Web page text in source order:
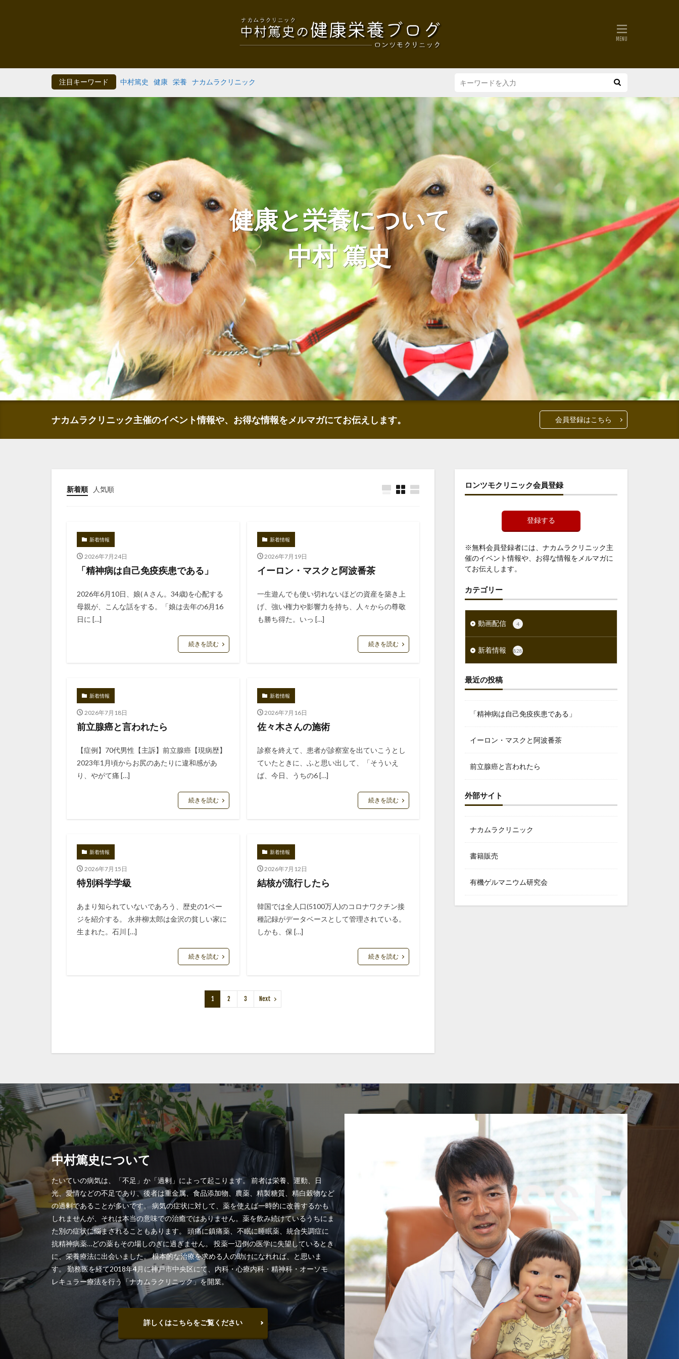
注目キーワード 中村篤史 健康 栄養 ナカムラクリニック
健康と栄養について
中村 篤史
ナカムラクリニック主催のイベント情報や、お得な情報をメルマガにてお伝えします。 会員登録はこちら
新着順 人気順
新着情報
2026年7月24日
「精神病は自己免疫疾患である」
2026年6月10日、娘(Ａさん。34歳)を心配する
母親が、こんな話をする。「娘は去年の6月16
日に […]
続きを読む
新着情報
2026年7月19日
イーロン・マスクと阿波番茶
一生遊んでも使い切れないほどの資産を築き上
げ、強い権力や影響力を持ち、人々からの尊敬
も勝ち得た。いっ […]
続きを読む
新着情報
2026年7月18日
前立腺癌と言われたら
【症例】70代男性【主訴】前立腺癌【現病歴】
2023年1月頃からお尻のあたりに違和感があ
り、やがて痛 […]
続きを読む
新着情報
2026年7月16日
佐々木さんの施術
診察を終えて、患者が診察室を出ていこうとし
ていたときに、ふと思い出して、「そういえ
ば、今日、うちの6 […]
続きを読む
新着情報
2026年7月15日
特別科学学級
あまり知られていないであろう、歴史の1ペー
ジを紹介する。 永井柳太郎は金沢の貧しい家に
生まれた。石川 […]
続きを読む
新着情報
2026年7月12日
結核が流行したら
韓国では全人口(5100万人)のコロナワクチン接
種記録がデータベースとして管理されている。
しかも、保 […]
続きを読む
1 2 3 Next
ロンツモクリニック会員登録
登録する
※無料会員登録者には、ナカムラクリニック主
催のイベント情報や、お得な情報をメルマガに
てお伝えします。
カテゴリー
動画配信 4
新着情報 828
最近の投稿
「精神病は自己免疫疾患である」
イーロン・マスクと阿波番茶
前立腺癌と言われたら
外部サイト
ナカムラクリニック
書籍販売
有機ゲルマニウム研究会
中村篤史について
たいていの病気は、「不足」か「過剰」によって起こります。 前者は栄養、運動、日
光、愛情などの不足であり、後者は重金属、食品添加物、農薬、精製糖質、精白穀物など
の過剰であることが多いです。 病気の症状に対して、薬を使えば一時的に改善するかも
しれませんが、それは本当の意味での治癒ではありません。薬を飲み続けているうちにま
た別の症状に悩まされることもあります。 頭痛に鎮痛薬、不眠に睡眠薬、統合失調症に
抗精神病薬…どの薬もその場しのぎに過ぎません。 投薬一辺倒の医学に失望しているとき
に、栄養療法に出会いました。 根本的な治療を求める人の助けになれれば、と思いま
す。 勤務医を経て2018年4月に神戸市中央区にて、内科・心療内科・精神科・オーソモ
レキュラー療法を行う「ナカムラクリニック」を開業。
詳しくはこちらをご覧ください